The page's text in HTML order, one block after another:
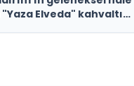
Elveda" kahvaltısı